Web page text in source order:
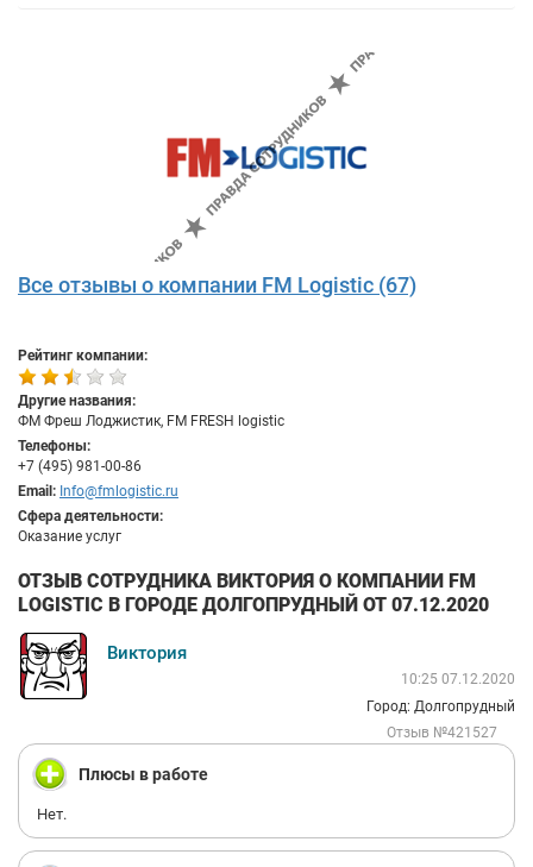
Все отзывы о компании FM Logistic (67)
Рейтинг компании:
Другие названия:
ФМ Фреш Лоджистик, FM FRESH logistic
Телефоны:
+7 (495) 981-00-86
Email: Info@fmlogistic.ru
Сфера деятельности:
Оказание услуг
ОТЗЫВ СОТРУДНИКА ВИКТОРИЯ О КОМПАНИИ FM
LOGISTIC В ГОРОДЕ ДОЛГОПРУДНЫЙ ОТ 07.12.2020
Виктория
10:25 07.12.2020
Город: Долгопрудный
Отзыв №421527
Плюсы в работе
Нет.